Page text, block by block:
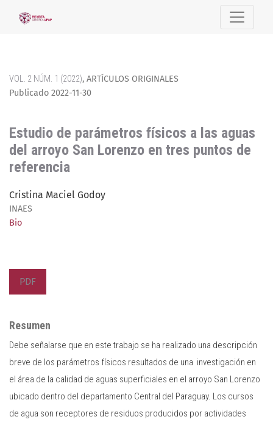
Estudio de parámetros físicos a las aguas del arroyo San
VOL. 2 NÚM. 1 (2022), ARTÍCULOS ORIGINALES
Estudio de parámetros físicos a las aguas
del arroyo San Lorenzo en tres puntos de
referencia
Publicado 2022-11-30
Cristina Maciel Godoy
INAES
Bio
PDF
Resumen
Debe señalarse que en este trabajo se ha realizado una descripción
breve de los parámetros físicos resultados de una investigación en
el área de la calidad de aguas superficiales en el arroyo San Lorenzo
ubicado dentro del departamento Central del Paraguay. Los cursos
de agua son receptores de residuos producidos por actividades